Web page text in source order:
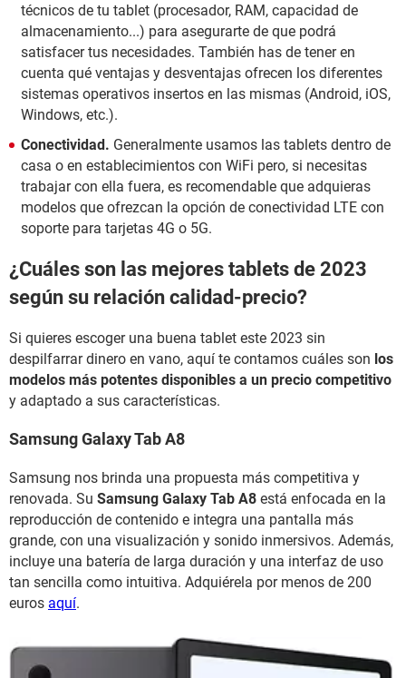
técnicos de tu tablet (procesador, RAM, capacidad de
almacenamiento...) para asegurarte de que podrá
satisfacer tus necesidades. También has de tener en
cuenta qué ventajas y desventajas ofrecen los diferentes
sistemas operativos insertos en las mismas (Android, iOS,
Windows, etc.).
Conectividad. Generalmente usamos las tablets dentro de
casa o en establecimientos con WiFi pero, si necesitas
trabajar con ella fuera, es recomendable que adquieras
modelos que ofrezcan la opción de conectividad LTE con
soporte para tarjetas 4G o 5G.
¿Cuáles son las mejores tablets de 2023
según su relación calidad-precio?
Si quieres escoger una buena tablet este 2023 sin
despilfarrar dinero en vano, aquí te contamos cuáles son los
modelos más potentes disponibles a un precio competitivo
y adaptado a sus características.
Samsung Galaxy Tab A8
Samsung nos brinda una propuesta más competitiva y
renovada. Su Samsung Galaxy Tab A8 está enfocada en la
reproducción de contenido e integra una pantalla más
grande, con una visualización y sonido inmersivos. Además,
incluye una batería de larga duración y una interfaz de uso
tan sencilla como intuitiva. Adquiérela por menos de 200
euros aquí.